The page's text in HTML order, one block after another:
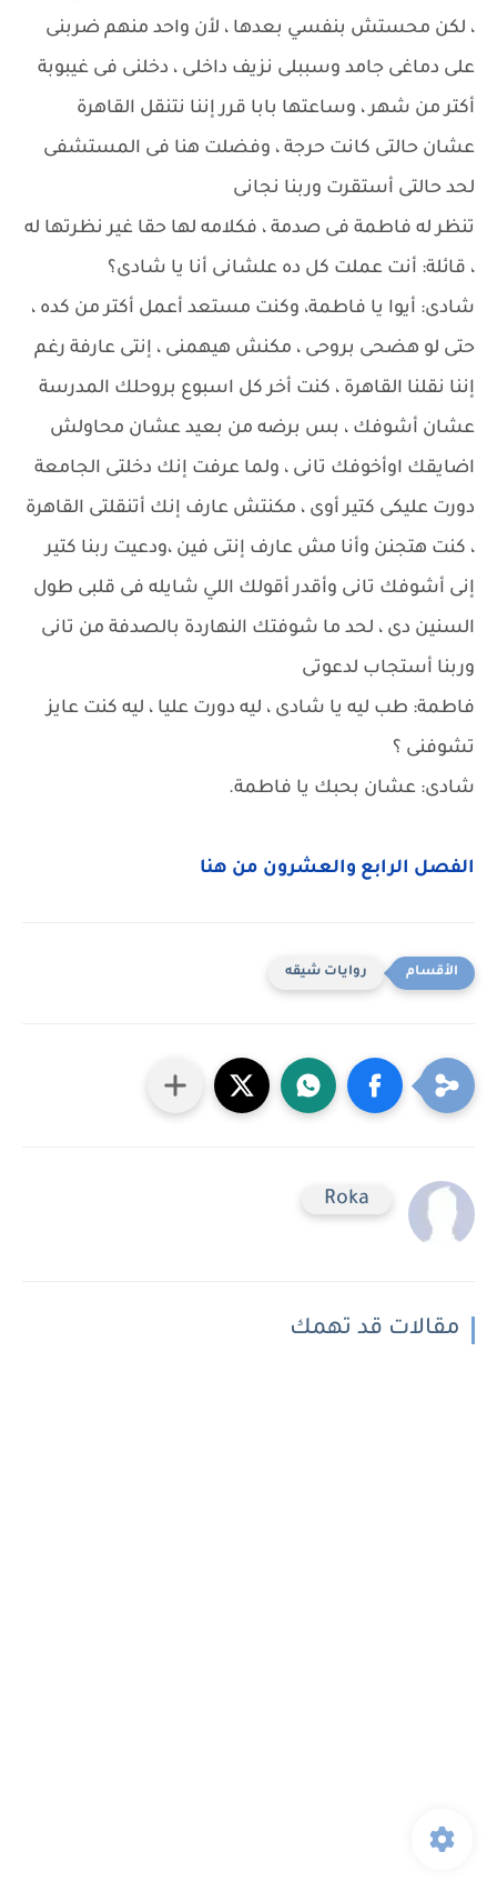
، لكن محستش بنفسي بعدها ، لأن واحد منهم ضربنى
على دماغى جامد وسببلى نزيف داخلى ، دخلنى فى غيبوبة
أكتر من شهر ، وساعتها بابا قرر إننا نتنقل القاهرة
عشان حالتى كانت حرجة ، وفضلت هنا فى المستشفى
لحد حالتى أستقرت وربنا نجانى
تنظر له فاطمة فى صدمة ، فكلامه لها حقا غير نظرتها له
، قائلة: أنت عملت كل ده علشانى أنا يا شادى؟
شادى: أيوا يا فاطمة، وكنت مستعد أعمل أكتر من كده ،
حتى لو هضحى بروحى ، مكنش هيهمنى ، إنتى عارفة رغم
إننا نقلنا القاهرة ، كنت أخر كل اسبوع بروحلك المدرسة
عشان أشوفك ، بس برضه من بعيد عشان محاولش
اضايقك اوأخوفك تانى ، ولما عرفت إنك دخلتى الجامعة
دورت عليكى كتير أوى ، مكنتش عارف إنك أتنقلتى القاهرة
، كنت هتجنن وأنا مش عارف إنتى فين ،ودعيت ربنا كتير
إنى أشوفك تانى وأقدر أقولك اللي شايله فى قلبى طول
السنين دى ، لحد ما شوفتك النهاردة بالصدفة من تانى
وربنا أستجاب لدعوتى
فاطمة: طب ليه يا شادى ، ليه دورت عليا ، ليه كنت عايز
تشوفنى ؟
شادى: عشان بحبك يا فاطمة.
الفصل الرابع والعشرون من هنا
روايات شيقه
Roka
مقالات قد تهمك